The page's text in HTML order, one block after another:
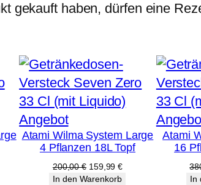
gekauft haben, dürfen eine
AngebotProdukt
im
Angebot
Atami Wilma System Large
4 Pflanzen 18L Topf
200,00€ Ursprünglicher
Preis
159,99€Aktueller
In den Warenkorb
Atami
16
In